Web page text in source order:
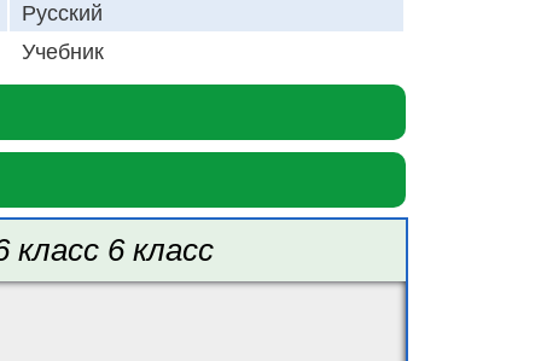
Русский
Учебник
6 класс